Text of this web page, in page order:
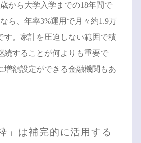
から大学入学までの18年間で
ら、年率3%運用で月々約1.9万
す。家計を圧迫しない範囲で積
続することが何よりも重要で
増額設定ができる金融機関もあ
」は補完的に活用する